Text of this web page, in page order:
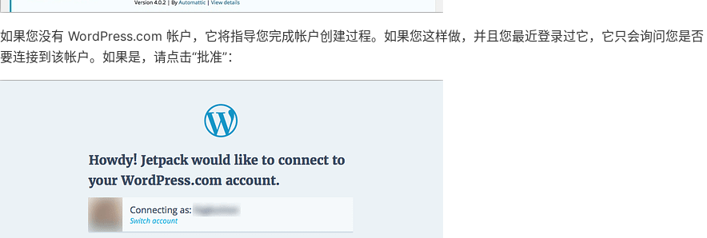
如果您没有 WordPress.com 帐户，它将指导您完成帐户创建过程。如果您这样做，并且您最近登录过它，它只会询问您是否
要连接到该帐户。如果是，请点击“批准”：